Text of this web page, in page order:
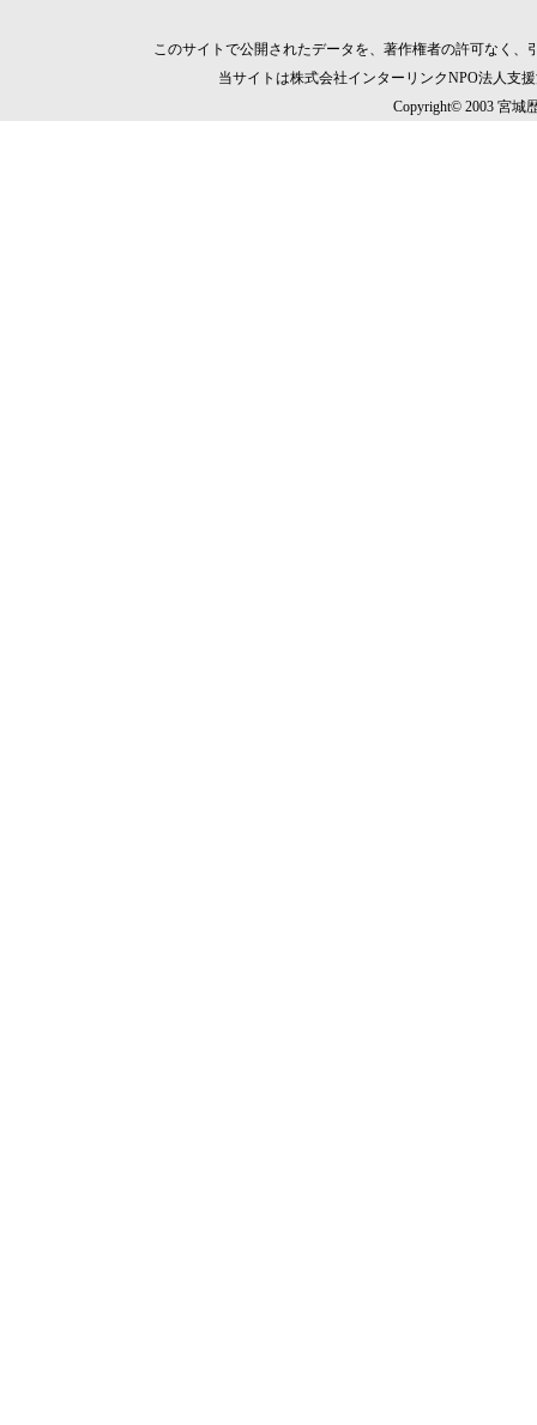
このサイトで公開されたデータを、著作権者の許可なく
当サイトは株式会社インターリンクNPO法人支
Copyright© 2003 宮城